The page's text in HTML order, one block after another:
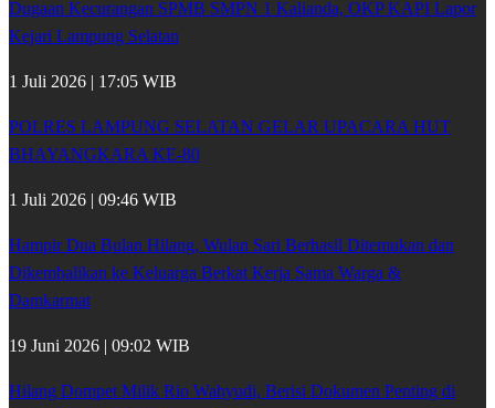
Dugaan Kecurangan SPMB SMPN 1 Kalianda, OKP KAPI Lapor
Kejari Lampung Selatan
1 Juli 2026 | 17:05 WIB
POLRES LAMPUNG SELATAN GELAR UPACARA HUT
BHAYANGKARA KE-80
1 Juli 2026 | 09:46 WIB
Hampir Dua Bulan Hilang, Wulan Sari Berhasil Ditemukan dan
Dikembalikan ke Keluarga Berkat Kerja Sama Warga &
Damkarmat
19 Juni 2026 | 09:02 WIB
Hilang Dompet Milik Rio Wahyudi, Berisi Dokumen Penting di